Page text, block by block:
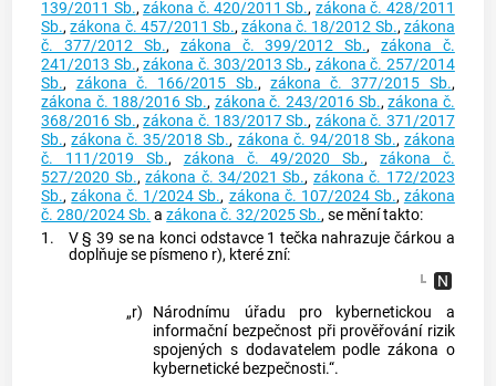
139/2011 Sb.,zákona č. 420/2011 Sb., zákona č. 428/2011
Sb.,zákona č. 457/2011 Sb.,zákona č. 18/2012 Sb.,zákona
č. 377/2012 Sb., zákona č. 399/2012 Sb., zákona č.
241/2013 Sb.,zákona č. 303/2013 Sb., zákona č. 257/2014
Sb., zákona č. 166/2015 Sb., zákona č. 377/2015 Sb.,
zákona č. 188/2016 Sb., zákona č. 243/2016 Sb.,zákona č.
368/2016 Sb.,zákona č. 183/2017 Sb., zákona č. 371/2017
Sb.,zákona č. 35/2018 Sb., zákona č. 94/2018 Sb., zákona
č. 111/2019 Sb., zákona č. 49/2020 Sb., zákona č.
527/2020 Sb.,zákona č. 34/2021 Sb., zákona č. 172/2023
Sb.,zákona č. 1/2024 Sb., zákona č. 107/2024 Sb., zákona
č. 280/2024 Sb. azákona č. 32/2025 Sb., se mění takto:
1.
V § 39 se na konci odstavce 1 tečka nahrazuje čárkou a
doplňuje se písmeno r), které zní:
„r)
Národnímu úřadu pro kybernetickou a
informační bezpečnost při prověřování rizik
spojených s dodavatelem podle zákona o
kybernetické bezpečnosti.“.